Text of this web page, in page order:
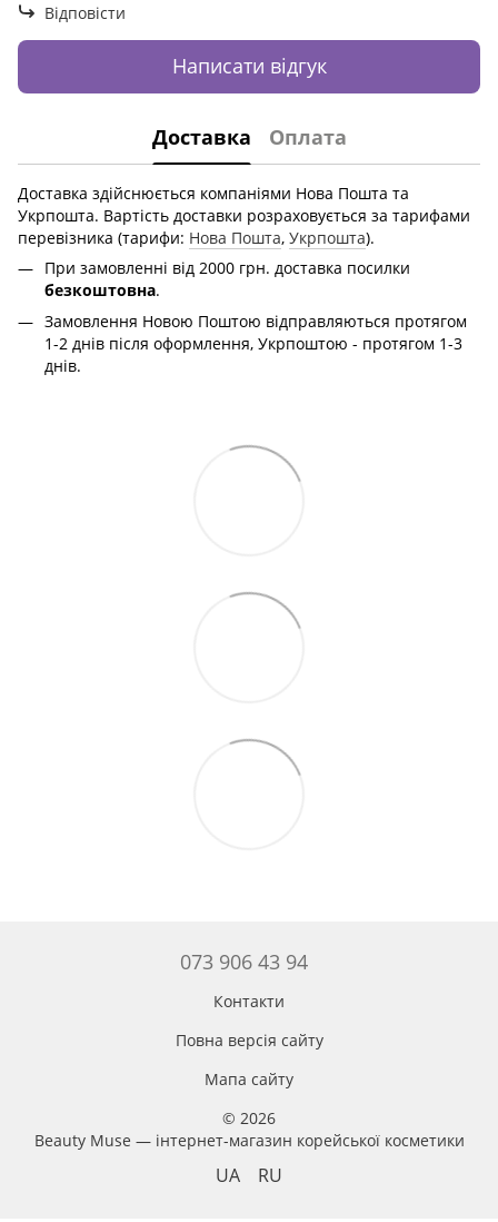
Відповісти
Написати відгук
Доставка Оплата
Доставка здійснюється компаніями Нова Пошта та
Укрпошта. Вартість доставки розраховується за тарифами
перевізника (тарифи: Нова Пошта, Укрпошта).
При замовленні від 2000 грн. доставка посилки
безкоштовна.
Замовлення Новою Поштою відправляються протягом
1-2 днів після оформлення, Укрпоштою - протягом 1-3
днів.
073 906 43 94
Контакти
Повна версія сайту
Мапа сайту
© 2026
Beauty Muse — інтернет-магазин корейської косметики
UA RU